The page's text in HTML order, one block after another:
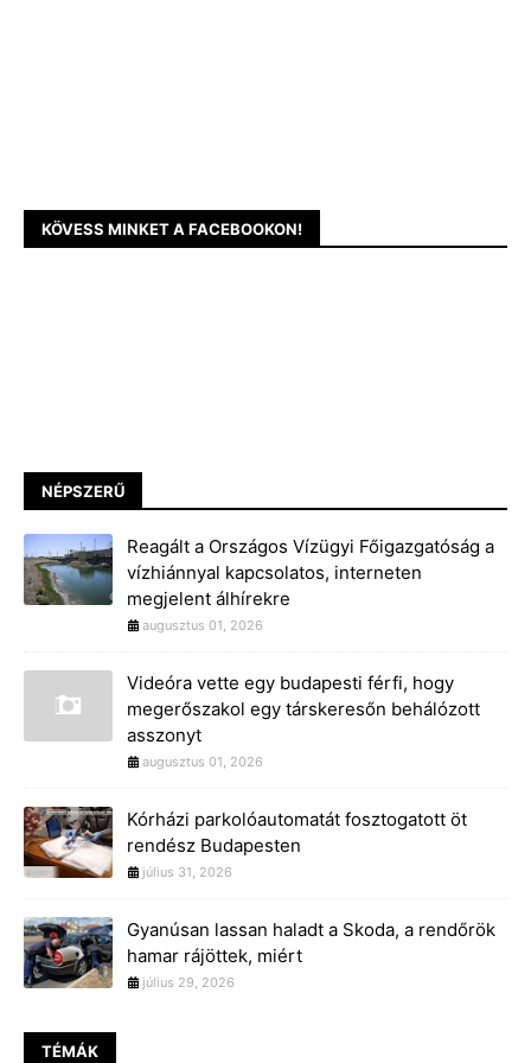
KÖVESS MINKET A FACEBOOKON!
NÉPSZERŰ
Reagált a Országos Vízügyi Főigazgatóság a
vízhiánnyal kapcsolatos, interneten
megjelent álhírekre
augusztus 01, 2026
Videóra vette egy budapesti férfi, hogy
megerőszakol egy társkeresőn behálózott
asszonyt
augusztus 01, 2026
Kórházi parkolóautomatát fosztogatott öt
rendész Budapesten
július 31, 2026
Gyanúsan lassan haladt a Skoda, a rendőrök
hamar rájöttek, miért
július 29, 2026
TÉMÁK